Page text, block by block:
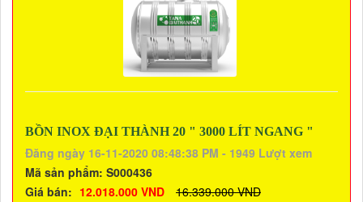
BỒN INOX ĐẠI THÀNH 20 " 3000 LÍT NGANG "
Đăng ngày 16-11-2020 08:48:38 PM - 1949 Lượt xem
Mã sản phẩm: S000436
Giá bán: 12.018.000 VND
16.339.000 VND